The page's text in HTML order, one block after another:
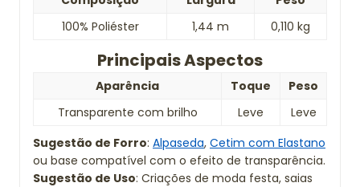
100% Poliéster
1,44 m 0,110 kg
Principais Aspectos
Aparência Toque
Peso
Transparente com brilho
Leve
Leve
Sugestão de Forro: Alpaseda, Cetim com Elastano
ou base compatível com o efeito de transparência.
Sugestão de Uso: Criações de moda festa, saias